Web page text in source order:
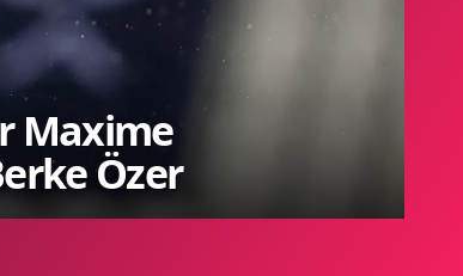
Maxime
Özer